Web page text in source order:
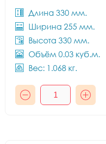
Длина 330 мм.
Ширина 255 мм.
Высота 330 мм.
Объём 0.03 куб.м.
Вес: 1.068 кг.